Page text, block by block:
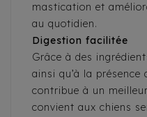
mastication et
au quotidien.
Digestion facilitée
Grâce à des
ainsi qu’à la présence
contribue à un
convient aux chiens